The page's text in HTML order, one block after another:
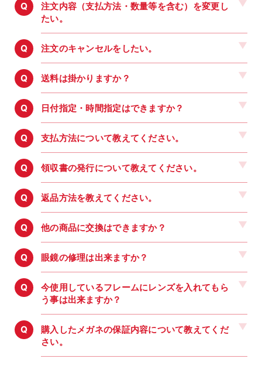
注文内容（支払方法・数量等を含む）を変更し
たい。
注文のキャンセルをしたい。
送料は掛かりますか？
日付指定・時間指定はできますか？
支払方法について教えてください。
領収書の発行について教えてください。
返品方法を教えてください。
他の商品に交換はできますか？
眼鏡の修理は出来ますか？
今使用しているフレームにレンズを入れてもら
う事は出来ますか？
購入したメガネの保証内容について教えてくだ
さい。